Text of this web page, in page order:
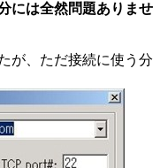
には全然問題ありませ
が、ただ接続に使う分